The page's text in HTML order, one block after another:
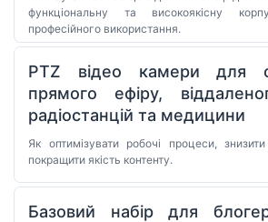
функціональну та високоякісну
професійного використання.
PTZ відео камери для
прямого ефіру,
радіостанцій та медицини
Як оптимізувати робочі процеси,
покращити якість контенту.
Базовий набір для